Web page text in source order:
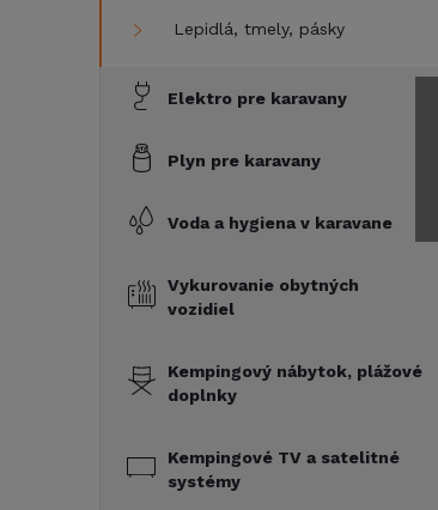
Lepidlá, tmely, pásky
Elektro pre karavany
Plyn pre karavany
Voda a hygiena v karavane
Vykurovanie obytných
vozidiel
Kempingový nábytok, plážové
doplnky
Kempingové TV a satelitné
systémy